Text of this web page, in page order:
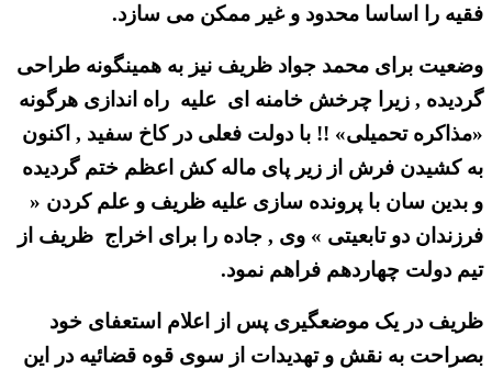
فقیه را اساسا محدود و غیر ممکن می سازد.
وضعیت برای محمد جواد ظریف نیز به همینگونه طراحی
گردیده , زیرا چرخش خامنه ای علیه راه اندازی هرگونه
«مذاکره تحمیلی» !! با دولت فعلی در کاخ سفید , اکنون
به کشیدن فرش از زیر پای ماله کش اعظم ختم گردیده
و بدین سان با پرونده سازی علیه ظریف و علم کردن «
فرزندان دو تابعیتی » وی , جاده را برای اخراج ظریف از
تیم دولت چهاردهم فراهم نمود.
ظریف در یک موضعگیری پس از اعلام استعفای خود
بصراحت به نقش و تهدیدات از سوی قوه قضائیه در این